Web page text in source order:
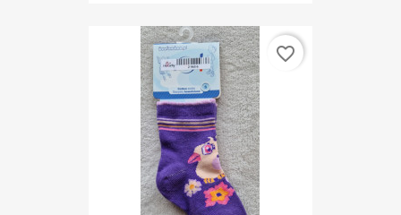
favorite_border